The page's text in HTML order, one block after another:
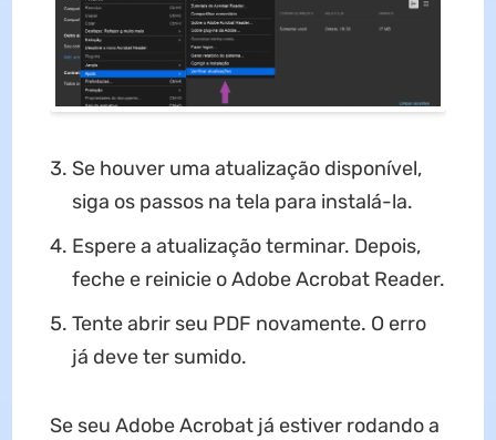
Se houver uma atualização disponível,
siga os passos na tela para instalá-la.
Espere a atualização terminar. Depois,
feche e reinicie o Adobe Acrobat Reader.
Tente abrir seu PDF novamente. O erro
já deve ter sumido.
Se seu Adobe Acrobat já estiver rodando a